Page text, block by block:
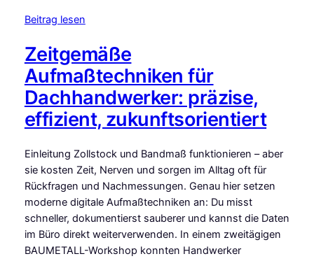
Beitrag lesen
Zeitgemäße
Aufmaßtechniken für
Dachhandwerker: präzise,
effizient, zukunftsorientiert
Einleitung Zollstock und Bandmaß funktionieren – aber
sie kosten Zeit, Nerven und sorgen im Alltag oft für
Rückfragen und Nachmessungen. Genau hier setzen
moderne digitale Aufmaßtechniken an: Du misst
schneller, dokumentierst sauberer und kannst die Daten
im Büro direkt weiterverwenden. In einem zweitägigen
BAUMETALL-Workshop konnten Handwerker